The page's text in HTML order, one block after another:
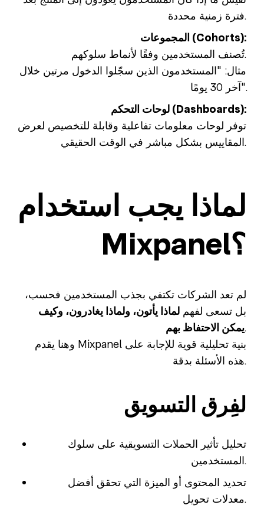
فترة زمنية محددة.
المجموعات (Cohorts):
تُصنف المستخدمين وفقًا لأنماط سلوكهم.
مثال: "المستخدمون الذين سجّلوا الدخول مرتين خلال
آخر 30 يومًا".
لوحات التحكم (Dashboards):
توفر لوحات معلومات تفاعلية وقابلة للتخصيص لعرض
المقاييس بشكل مباشر في الوقت الحقيقي.
لماذا يجب استخدام
Mixpanel؟
لم تعد الشركات تكتفي بجذب المستخدمين فحسب،
بل تسعى لفهم لماذا يأتون، ولماذا يغادرون، وكيف
يمكن الاحتفاظ بهم.
وهنا يقدم Mixpanel بنية تحليلية قوية للإجابة على
هذه الأسئلة بدقة.
لفِرق التسويق
تحليل تأثير الحملات التسويقية على سلوك
المستخدمين.
تحديد المحتوى أو الميزة التي تحقق أفضل
معدلات تحويل.